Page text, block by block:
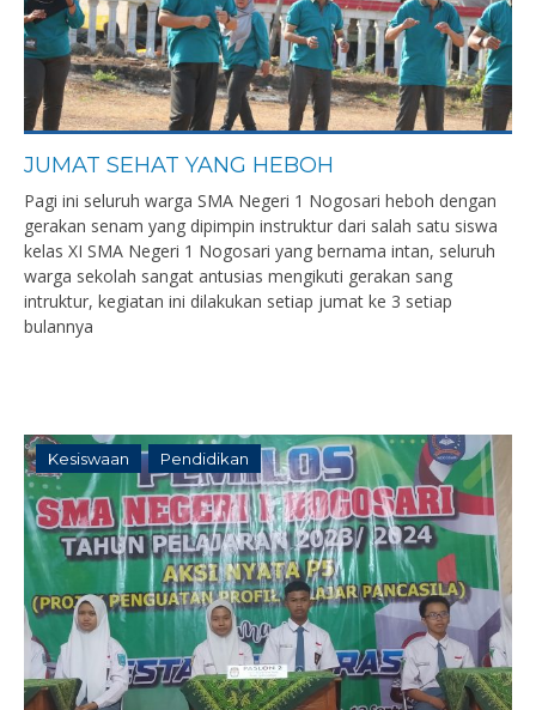
JUMAT SEHAT YANG HEBOH
Pagi ini seluruh warga SMA Negeri 1 Nogosari heboh dengan
gerakan senam yang dipimpin instruktur dari salah satu siswa
kelas XI SMA Negeri 1 Nogosari yang bernama intan, seluruh
warga sekolah sangat antusias mengikuti gerakan sang
intruktur, kegiatan ini dilakukan setiap jumat ke 3 setiap
bulannya
Kesiswaan Pendidikan